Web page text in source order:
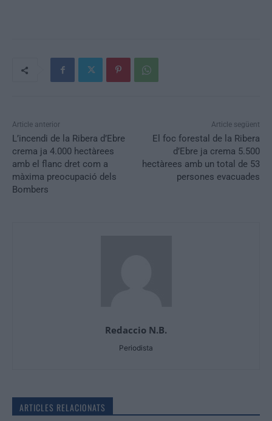
Article anterior
L’incendi de la Ribera d’Ebre
crema ja 4.000 hectàrees
amb el flanc dret com a
màxima preocupació dels
Bombers
Article següent
El foc forestal de la Ribera
d’Ebre ja crema 5.500
hectàrees amb un total de 53
persones evacuades
Redaccio N.B.
Periodista
ARTICLES RELACIONATS